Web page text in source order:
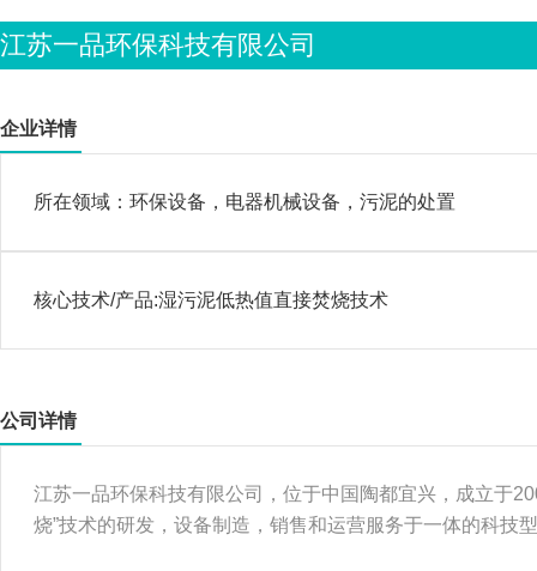
江苏一品环保科技有限公司
企业详情
所在领域： 环保设备，电器机械设备，污泥的处置
核心技术/产品:湿污泥低热值直接焚烧技术
公司详情
江苏一品环保科技有限公司，位于中国陶都宜兴，成立于
烧”技术的研发，设备制造，销售和运营服务于一体的科技